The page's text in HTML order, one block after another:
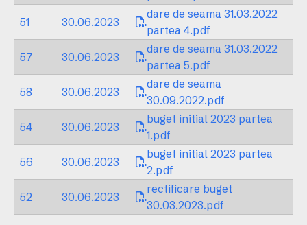
51
30.06.2023
dare de seama 31.03.2022
partea 4.pdf
57
30.06.2023
dare de seama 31.03.2022
partea 5.pdf
58
30.06.2023
dare de seama
30.09.2022.pdf
54
30.06.2023
buget initial 2023 partea
1.pdf
56
30.06.2023
buget initial 2023 partea
2.pdf
52
30.06.2023
rectificare buget
30.03.2023.pdf